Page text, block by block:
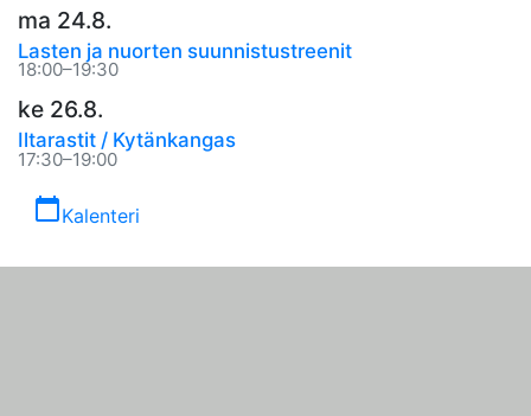
ma 24.8.
Lasten ja nuorten suunnistustreenit
18:00–19:30
ke 26.8.
Iltarastit / Kytänkangas
17:30–19:00
calendar_todayKalenteri